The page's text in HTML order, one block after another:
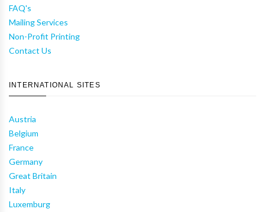
FAQ's
Mailing Services
Non-Profit Printing
Contact Us
INTERNATIONAL SITES
Austria
Belgium
France
Germany
Great Britain
Italy
Luxemburg